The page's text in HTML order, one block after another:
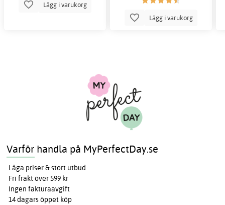
Lägg i varukorg
Lägg i varukorg
Varför handla på MyPerfectDay.se
Låga priser & stort utbud
Fri frakt över 599 kr
Ingen fakturaavgift
14 dagars öppet köp